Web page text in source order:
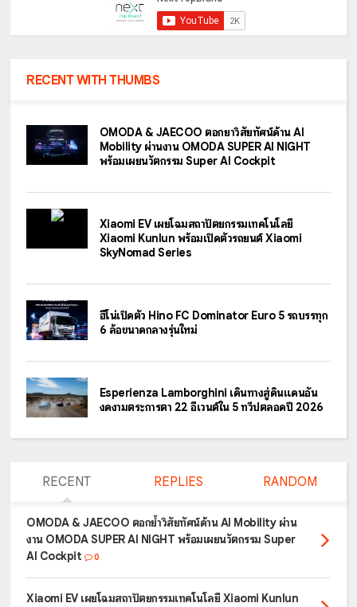
RECENT WITH THUMBS
OMODA & JAECOO ตอกย้ำวิสัยทัศน์ด้าน AI
Mobility ผ่านงาน OMODA SUPER AI NIGHT
พร้อมเผยนวัตกรรม Super AI Cockpit
Xiaomi EV เผยโฉมสถาปัตยกรรมเทคโนโลยี
Xiaomi Kunlun พร้อมเปิดตัวรถยนต์ Xiaomi
SkyNomad Series
ฮีโน่เปิดตัว Hino FC Dominator Euro 5 รถบรรทุก
6 ล้อขนาดกลางรุ่นใหม่
Esperienza Lamborghini เดินทางสู่ดินแดนอัน
งดงามตระการตา 22 อีเวนต์ใน 5 ทวีปตลอดปี 2026
RECENT REPLIES RANDOM
OMODA & JAECOO ตอกย้ำวิสัยทัศน์ด้าน AI Mobility ผ่าน
งาน OMODA SUPER AI NIGHT พร้อมเผยนวัตกรรม Super
AI Cockpit
0
Xiaomi EV เผยโฉมสถาปัตยกรรมเทคโนโลยี Xiaomi Kunlun